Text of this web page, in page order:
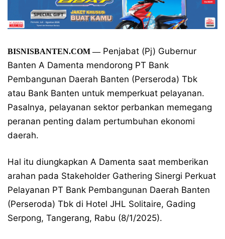
BISNISBANTEN.COM—Penjabat (Pj) Gubernur
Banten A Damenta mendorong PT Bank
Pembangunan Daerah Banten (Perseroda) Tbk
atau Bank Banten untuk memperkuat pelayanan.
Pasalnya, pelayanan sektor perbankan memegang
peranan penting dalam pertumbuhan ekonomi
daerah.
Hal itu diungkapkan A Damenta saat memberikan
arahan pada Stakeholder Gathering Sinergi Perkuat
Pelayanan PT Bank Pembangunan Daerah Banten
(Perseroda) Tbk di Hotel JHL Solitaire, Gading
Serpong, Tangerang, Rabu (8/1/2025).